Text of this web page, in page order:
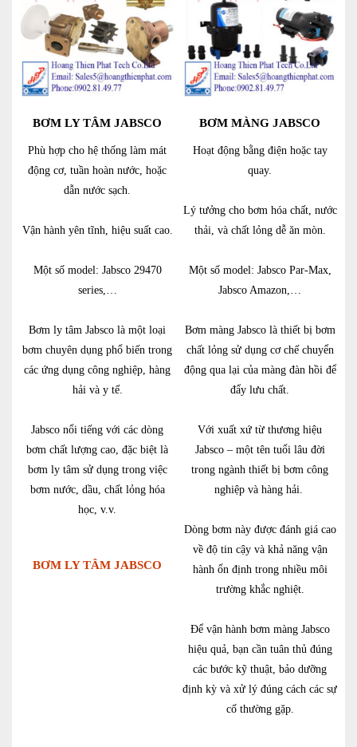
BƠM LY TÂM JABSCO
Phù hợp cho hệ thống làm mát
động cơ, tuần hoàn nước, hoặc
dẫn nước sạch.
Vận hành yên tĩnh, hiệu suất cao.
Một số model: Jabsco 29470
series,…
Bơm ly tâm Jabsco là một loại
bơm chuyên dụng phổ biến trong
các ứng dụng công nghiệp, hàng
hải và y tế.
Jabsco nổi tiếng với các dòng
bơm chất lượng cao, đặc biệt là
bơm ly tâm sử dụng trong việc
bơm nước, dầu, chất lỏng hóa
học, v.v.
BƠM LY TÂM JABSCO
BƠM MÀNG JABSCO
Hoạt động bằng điện hoặc tay
quay.
Lý tưởng cho bơm hóa chất, nước
thải, và chất lỏng dễ ăn mòn.
Một số model: Jabsco Par-Max,
Jabsco Amazon,…
Bơm màng Jabsco là thiết bị bơm
chất lỏng sử dụng cơ chế chuyển
động qua lại của màng đàn hồi để
đẩy lưu chất.
Với xuất xứ từ thương hiệu
Jabsco – một tên tuổi lâu đời
trong ngành thiết bị bơm công
nghiệp và hàng hải.
Dòng bơm này được đánh giá cao
về độ tin cậy và khả năng vận
hành ổn định trong nhiều môi
trường khắc nghiệt.
Để vận hành bơm màng Jabsco
hiệu quả, bạn cần tuân thủ đúng
các bước kỹ thuật, bảo dưỡng
định kỳ và xử lý đúng cách các sự
cố thường gặp.